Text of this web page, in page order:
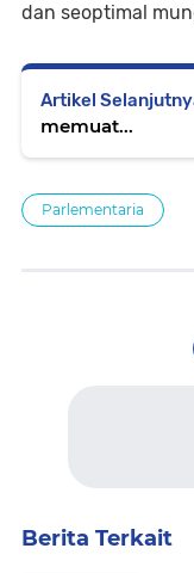
dan seoptimal
Artikel
memuat...
Parlementaria
Berita Terkait